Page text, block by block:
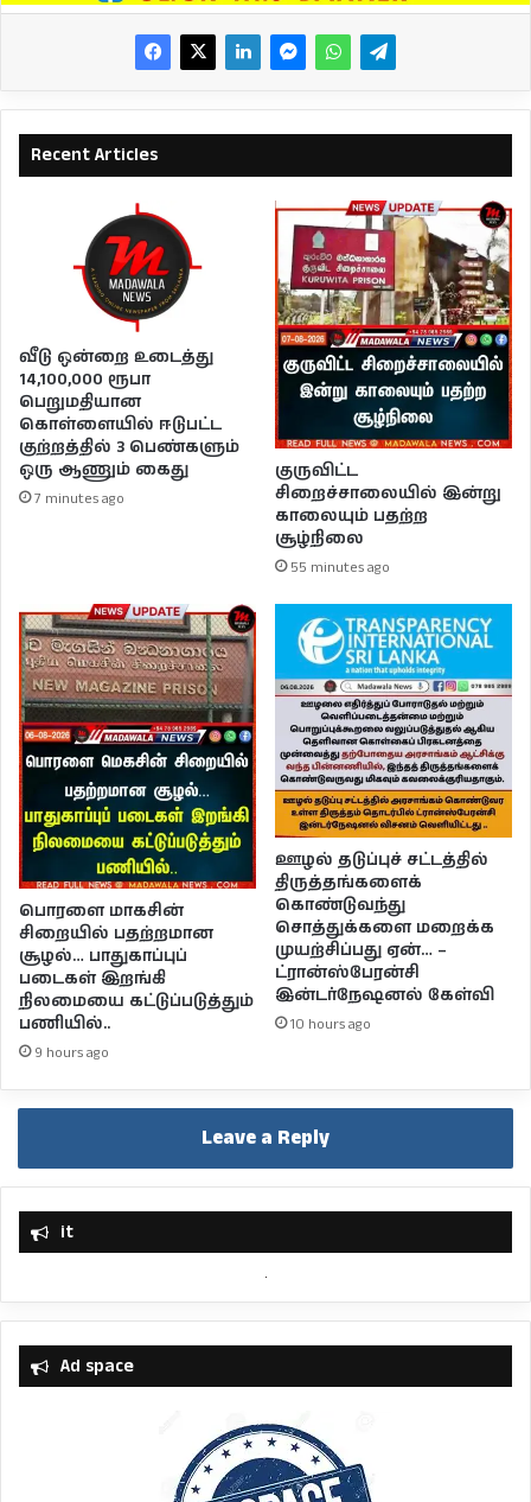
Recent Articles
வீடு ஒன்றை உடைத்து
14,100,000 ரூபா
பெறுமதியான
கொள்ளையில் ஈடுபட்ட
குற்றத்தில் 3 பெண்களும்
ஒரு ஆணும் கைது
7 minutes ago
குருவிட்ட
சிறைச்சாலையில் இன்று
காலையும் பதற்ற
சூழ்நிலை
55 minutes ago
பொரளை மாகசின்
சிறையில் பதற்றமான
சூழல்… பாதுகாப்புப்
படைகள் இறங்கி
நிலமையை கட்டுப்படுத்தும்
பணியில்..
9 hours ago
ஊழல் தடுப்புச் சட்டத்தில்
திருத்தங்களைக்
கொண்டுவந்து
சொத்துக்களை மறைக்க
முயற்சிப்பது ஏன்… –
ட்ரான்ஸ்பேரன்சி
இன்டர்நேஷனல் கேள்வி
10 hours ago
Leave a Reply
it
Ad space